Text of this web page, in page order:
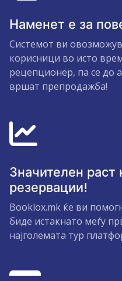
Наменет е за
Системот ви
корисници во исто
рецепционер, па се до
вршат препродажба!
Значителен раст
резервации!
Booklox.mk ќе ви
биде истакнато меѓу
најголемата тур